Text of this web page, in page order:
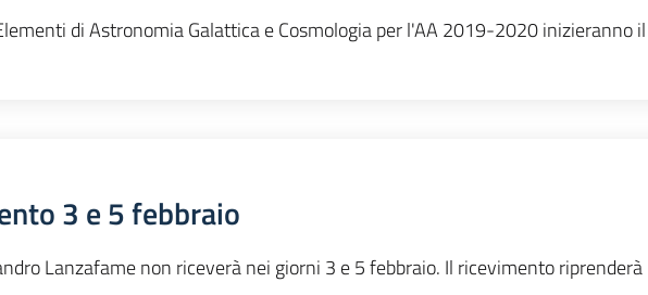
di Astronomia Galattica e Cosmologia per l'AA 2019-2020 inizieranno
3 e 5 febbraio
Lanzafame non riceverà nei giorni 3 e 5 febbraio. Il ricevimento